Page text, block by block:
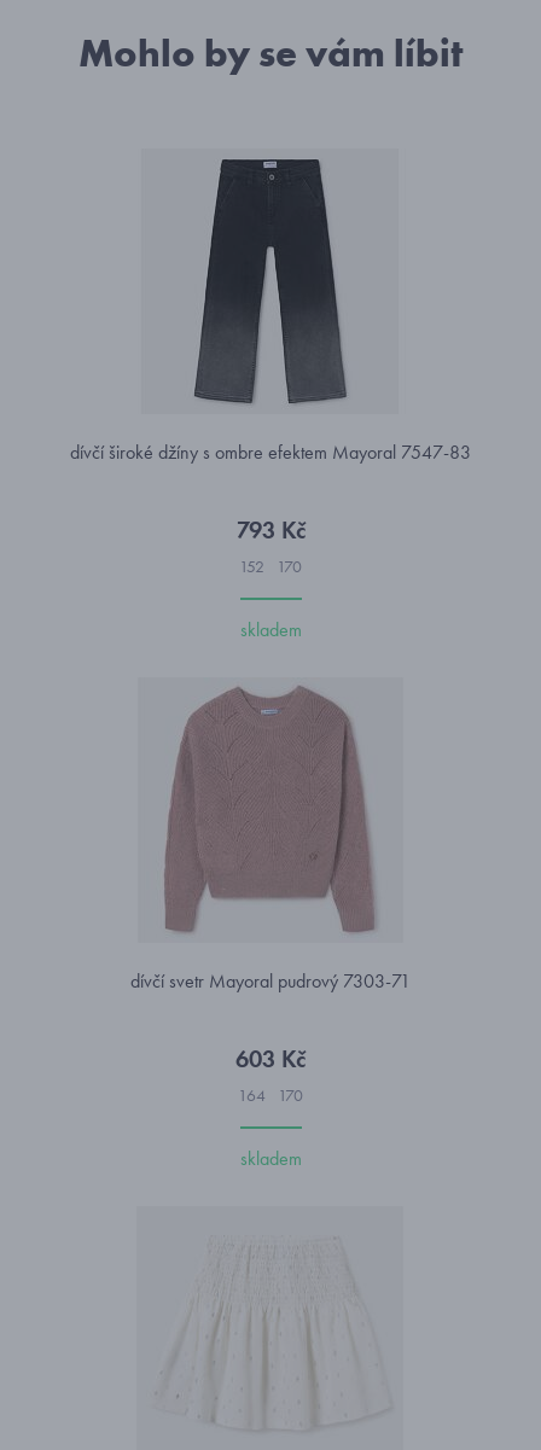
Mohlo by se vám líbit
dívčí široké džíny s ombre efektem Mayoral 7547-83
793 Kč
152 170
skladem
dívčí svetr Mayoral pudrový 7303-71
603 Kč
164 170
skladem